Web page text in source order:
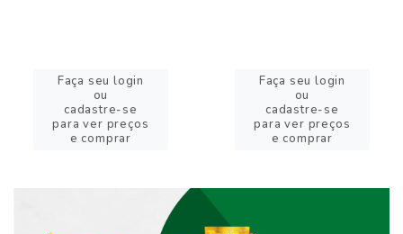
Faça seu login
ou
cadastre-se
para ver preços
e comprar
Faça seu login
ou
cadastre-se
para ver preços
e comprar